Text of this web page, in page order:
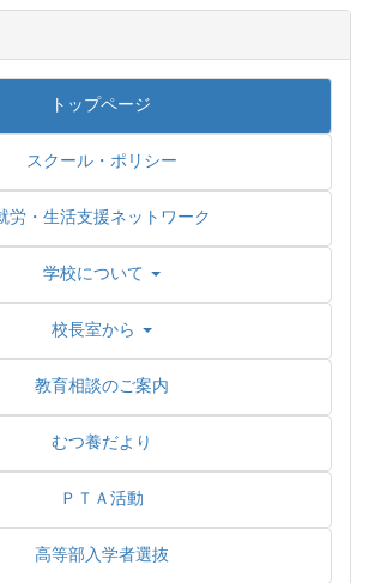
トップページ
スクール・ポリシー
労・生活支援ネットワーク
学校について
校長室から
教育相談のご案内
むつ養だより
ＰＴＡ活動
高等部入学者選抜